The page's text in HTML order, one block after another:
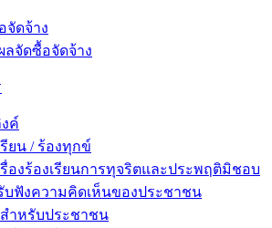
จัดจ้าง
ลจัดซื้อจัดจ้าง
งค์
รียน / ร้องทุกข์
รื่องร้องเรียนการทุจริตและประพฤติมิชอบ
บฟังความคิดเห็นของประชาชน
ำหรับประชาชน